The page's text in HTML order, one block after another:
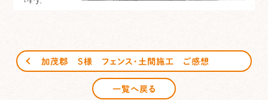
加茂郡 S様 フェンス・土間施工 ご感想
一覧へ戻る